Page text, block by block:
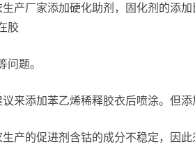
产厂家添加硬化助剂，固化剂的添
胶
问题。
来添加苯乙烯稀释胶衣后喷涂。但添
产的促进剂含钴的成分不稳定，因